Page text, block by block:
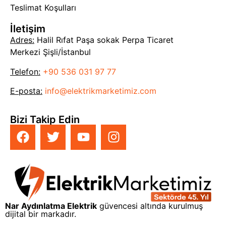
Teslimat Koşulları
İletişim
Adres: Halil Rıfat Paşa sokak Perpa Ticaret
Merkezi Şişli/İstanbul
Telefon: +90 536 031 97 77
E-posta: info@elektrikmarketimiz.com
Bizi Takip Edin
Nar Aydınlatma Elektrik güvencesi altında kurulmuş
dijital bir markadır.